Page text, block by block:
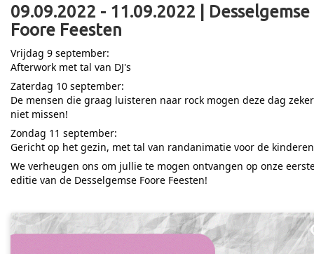
09.09.2022 - 11.09.2022 | Desselgemse
Foore Feesten
Vrijdag 9 september:
Afterwork met tal van DJ's
Zaterdag 10 september:
De mensen die graag luisteren naar rock mogen deze dag zeker
niet missen!
Zondag 11 september:
Gericht op het gezin, met tal van randanimatie voor de
We verheugen ons om jullie te mogen ontvangen op onze
editie van de Desselgemse Foore Feesten!